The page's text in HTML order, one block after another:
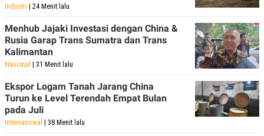
Industri | 24 Menit lalu
Menhub Jajaki Investasi dengan China &
Rusia Garap Trans Sumatra dan Trans
Kalimantan
Nasional | 31 Menit lalu
Ekspor Logam Tanah Jarang China
Turun ke Level Terendah Empat Bulan
pada Juli
Internasional | 38 Menit lalu